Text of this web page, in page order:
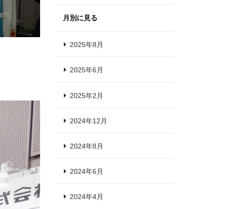
月別に見る
2025年8月
2025年6月
2025年2月
2024年12月
2024年8月
2024年6月
2024年4月